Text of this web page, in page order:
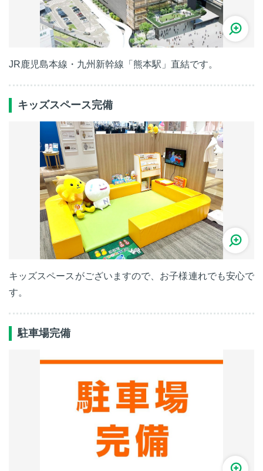
JR鹿児島本線・九州新幹線「熊本駅」直結です。
キッズスペース完備
キッズスペースがございますので、お子様連れでも安心で
す。
駐車場完備